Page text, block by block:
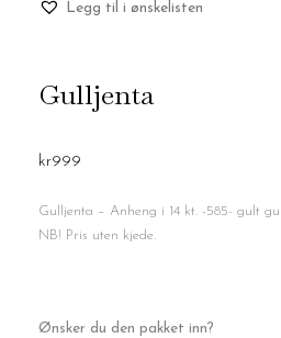
Legg til i ønskelisten
Gulljenta
kr999
Gulljenta – Anheng i 14 kt. -585- gult
NB! Pris uten kjede.
Ønsker du den pakket inn?
antall